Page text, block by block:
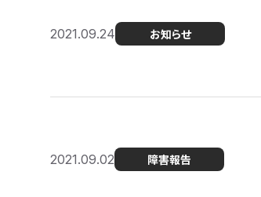
2021.09.24 お知らせ
2021.09.02 障害報告